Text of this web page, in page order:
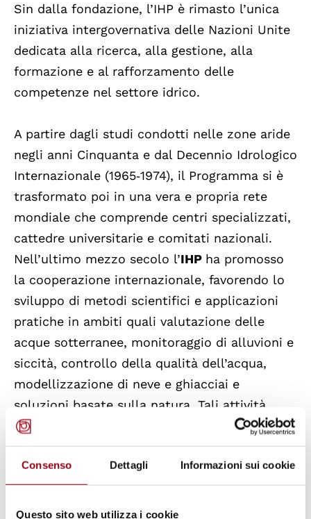
Consenso Dettagli Informazioni sui cookie
Questo sito web utilizza i cookie
Sin dalla fondazione, l’IHP è rimasto l’unica
iniziativa intergovernativa delle Nazioni Unite
dedicata alla ricerca, alla gestione, alla
formazione e al rafforzamento delle
competenze nel settore idrico.
A partire dagli studi condotti nelle zone aride
negli anni Cinquanta e dal Decennio Idrologico
Internazionale (1965‑1974), il Programma si è
trasformato poi in una vera e propria rete
mondiale che comprende centri specializzati,
cattedre universitarie e comitati nazionali.
Nell’ultimo mezzo secolo l’IHP ha promosso
la cooperazione internazionale, favorendo lo
sviluppo di metodi scientifici e applicazioni
pratiche in ambiti quali valutazione delle
acque sotterranee, monitoraggio di alluvioni e
siccità, controllo della qualità dell’acqua,
modellizzazione di neve e ghiacciai e
soluzioni basate sulla natura. Tali attività
hanno fornito un sostegno concreto agli Stati
membri, rafforzando, quindi, le politiche
idriche nazionali e la resilienza delle
comunità locali.